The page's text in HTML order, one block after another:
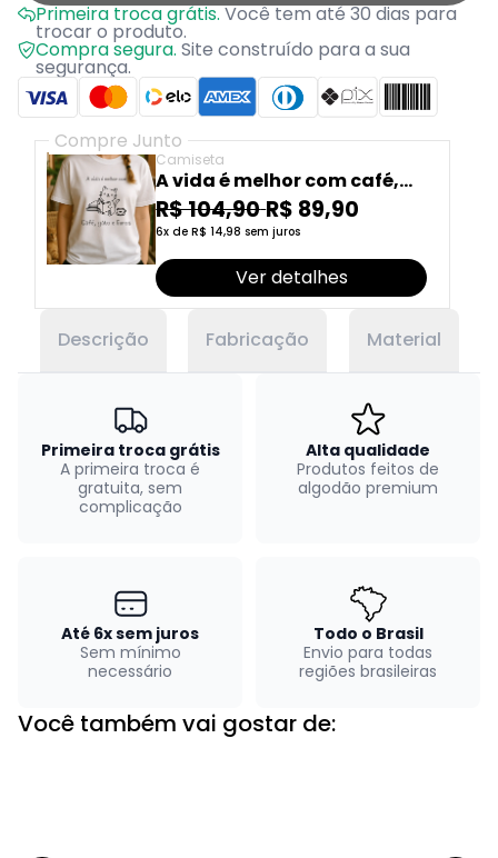
Primeira troca grátis.Você tem até 30 dias para
trocar o produto.
Compra segura. Site construído para a sua
segurança.
Compre Junto
Camiseta
A vida é melhor com café,
gato e livros
R$ 104,90R$ 89,90
6x de R$ 14,98 sem juros
Ver detalhes
Descrição Fabricação Material
Primeira troca grátis
A primeira troca é
gratuita, sem
complicação
Alta qualidade
Produtos feitos de
algodão premium
Até 6x sem juros
Sem mínimo
necessário
Todo o Brasil
Envio para todas
regiões brasileiras
Você também vai gostar de: